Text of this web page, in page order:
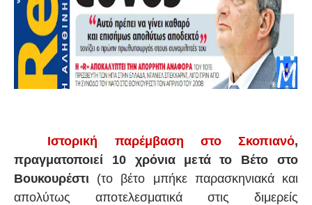
Ιστορική παρέμβαση στο Σκοπιανό,
πραγματοποιεί 10 χρόνια μετά το Βέτο στο
Βουκουρέστι (το βέτο μπήκε παρασκηνιακά και
απολύτως αποτελεσματικά στις διμερείς